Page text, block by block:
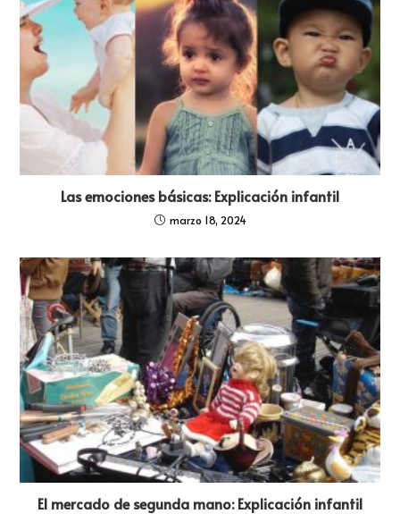
Las emociones básicas: Explicación infantil
marzo 18, 2024
El mercado de segunda mano: Explicación infantil